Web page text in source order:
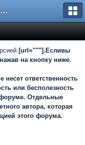
Автофорум Ростова-на-Дону
[url="""].Есливы
на кнопку ниже.
ответственность
или бесполезность
Отдельные
автора, которая
этого форума.